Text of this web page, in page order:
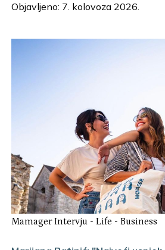
Objavljeno: 7. kolovoza 2026.
Mamager Intervju -Life -Business